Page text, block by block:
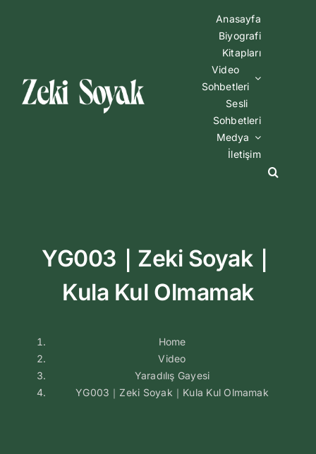
Anasayfa
Biyografi
Kitapları
Video
Sohbetleri
Sesli
Sohbetleri
Medya
İletişim
YG003｜Zeki Soyak｜
Kula Kul Olmamak
Home
Video
Yaradılış Gayesi
YG003｜Zeki Soyak｜Kula Kul Olmamak